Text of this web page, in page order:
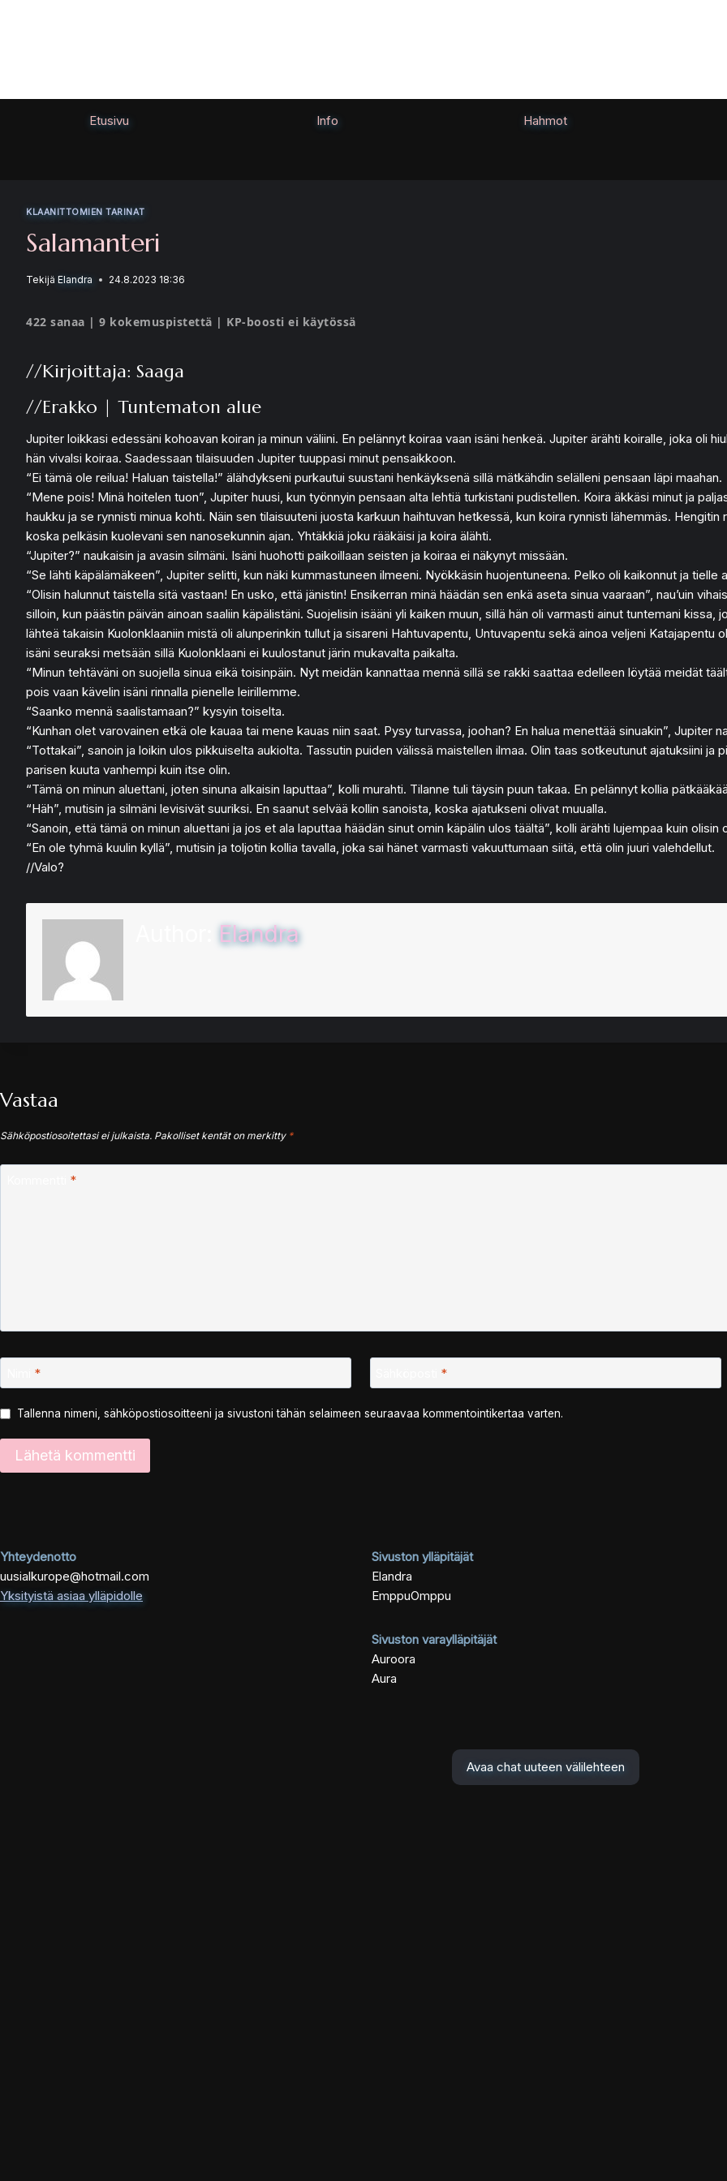
Etusivu Info Hahmot
KLAANITTOMIEN TARINAT
Salamanteri
Tekijä Elandra 24.8.2023 18:36
422 sanaa | 9 kokemuspistettä | KP-boosti ei käytössä
//Kirjoittaja: Saaga
//Erakko | Tuntematon alue
Jupiter loikkasi edessäni kohoavan koiran ja minun väliini. En pelännyt koiraa vaan isäni henkeä. Jupiter ärähti koiralle, joka oli
hän vivalsi koiraa. Saadessaan tilaisuuden Jupiter tuuppasi minut pensaikkoon.
“Ei tämä ole reilua! Haluan taistella!” älähdykseni purkautui suustani henkäyksenä sillä mätkähdin selälleni pensaan läpi maahan.
“Mene pois! Minä hoitelen tuon”, Jupiter huusi, kun työnnyin pensaan alta lehtiä turkistani pudistellen. Koira äkkäsi minut ja
haukku ja se rynnisti minua kohti. Näin sen tilaisuuteni juosta karkuun haihtuvan hetkessä, kun koira rynnisti lähemmäs.
koska pelkäsin kuolevani sen nanosekunnin ajan. Yhtäkkiä joku rääkäisi ja koira älähti.
“Jupiter?” naukaisin ja avasin silmäni. Isäni huohotti paikoillaan seisten ja koiraa ei näkynyt missään.
“Se lähti käpälämäkeen”, Jupiter selitti, kun näki kummastuneen ilmeeni. Nyökkäsin huojentuneena. Pelko oli kaikonnut ja tielle
“Olisin halunnut taistella sitä vastaan! En usko, että jänistin! Ensikerran minä häädän sen enkä aseta sinua vaaraan”, nau’uin
silloin, kun päästin päivän ainoan saaliin käpälistäni. Suojelisin isääni yli kaiken muun, sillä hän oli varmasti ainut tuntemani
lähteä takaisin Kuolonklaaniin mistä oli alunperinkin tullut ja sisareni Hahtuvapentu, Untuvapentu sekä ainoa veljeni
isäni seuraksi metsään sillä Kuolonklaani ei kuulostanut järin mukavalta paikalta.
“Minun tehtäväni on suojella sinua eikä toisinpäin. Nyt meidän kannattaa mennä sillä se rakki saattaa edelleen löytää meidät
pois vaan kävelin isäni rinnalla pienelle leirillemme.
“Saanko mennä saalistamaan?” kysyin toiselta.
“Kunhan olet varovainen etkä ole kauaa tai mene kauas niin saat. Pysy turvassa, joohan? En halua menettää sinuakin”, Jupiter
“Tottakai”, sanoin ja loikin ulos pikkuiselta aukiolta. Tassutin puiden välissä maistellen ilmaa. Olin taas sotkeutunut ajatuksiini ja
parisen kuuta vanhempi kuin itse olin.
“Tämä on minun aluettani, joten sinuna alkaisin laputtaa”, kolli murahti. Tilanne tuli täysin puun takaa. En pelännyt kollia
“Häh”, mutisin ja silmäni levisivät suuriksi. En saanut selvää kollin sanoista, koska ajatukseni olivat muualla.
“Sanoin, että tämä on minun aluettani ja jos et ala laputtaa häädän sinut omin käpälin ulos täältä”, kolli ärähti lujempaa kuin olisin
“En ole tyhmä kuulin kyllä”, mutisin ja toljotin kollia tavalla, joka sai hänet varmasti vakuuttumaan siitä, että olin juuri valehdellut.
//Valo?
Elandra
Vastaa
Sähköpostiosoitettasi ei julkaista. Pakolliset kentät on merkitty *
*
* *
Tallenna nimeni, sähköpostiosoitteeni ja sivustoni tähän selaimeen seuraavaa kommentointikertaa varten.
Yhteydenotto
uusialkurope@hotmail.com
Yksityistä asiaa ylläpidolle
Sivuston ylläpitäjät
Elandra
EmppuOmppu
Sivuston varaylläpitäjät
Auroora
Aura
Avaa chat uuteen välilehteen